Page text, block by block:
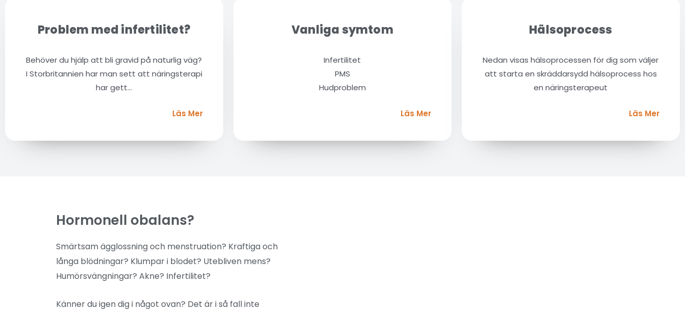
Problem med infertilitet?
Behöver du hjälp att bli gravid på naturlig väg?
I Storbritannien har man sett att näringsterapi
har gett...
Läs Mer
Vanliga symtom
Infertilitet
PMS
Hudproblem
Läs Mer
Hälsoprocess
Nedan visas hälsoprocessen för dig som väljer
att starta en skräddarsydd hälsoprocess hos
en näringsterapeut
Läs Mer
Hormonell obalans?
Smärtsam ägglossning och menstruation? Kraftiga och
långa blödningar? Klumpar i blodet? Utebliven mens?
Humörsvängningar? Akne? Infertilitet?
Känner du igen dig i något ovan? Det är i så fall inte